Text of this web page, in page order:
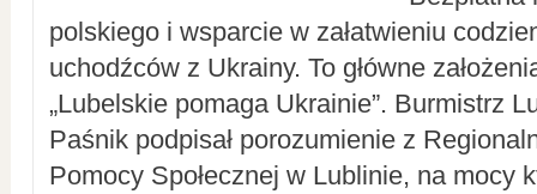
polskiego i wsparcie w załatwieniu
uchodźców z Ukrainy. To główne
„Lubelskie pomaga Ukrainie”. Burmistrz
Paśnik podpisał porozumienie z
Pomocy Społecznej w Lublinie, na mocy